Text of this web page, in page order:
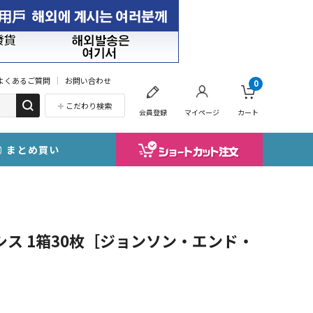
くあるご質問 お問い合わせ
こだわり検索
会員登録 マイページ カート
0
まとめ買い
1箱30枚［ジョンソン・エンド・